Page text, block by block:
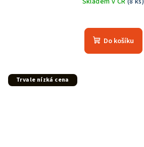
Do košíku
Trvale nízká cena